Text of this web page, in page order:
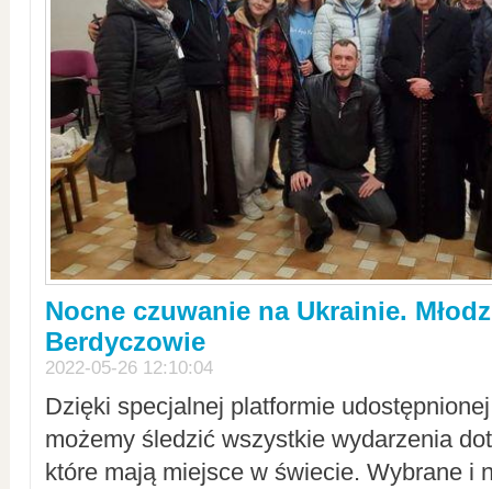
Nocne czuwanie na Ukrainie.
Berdyczowie
2022-05-26 12:10:04
Dzięki specjalnej platformie
możemy śledzić wszystkie wydarzenia
które mają miejsce w świecie. Wybrane i